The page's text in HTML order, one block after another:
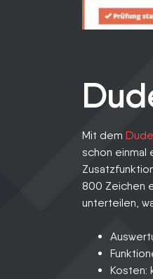
Mit dem
schon einmal
800 Zeichen
unterteilen,
Kosten: